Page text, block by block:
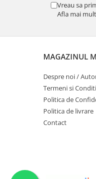
Vreau sa
Afla mai
MAGAZINUL
Despre noi /
Termeni si
Politica de
Politica de livrare
Contact